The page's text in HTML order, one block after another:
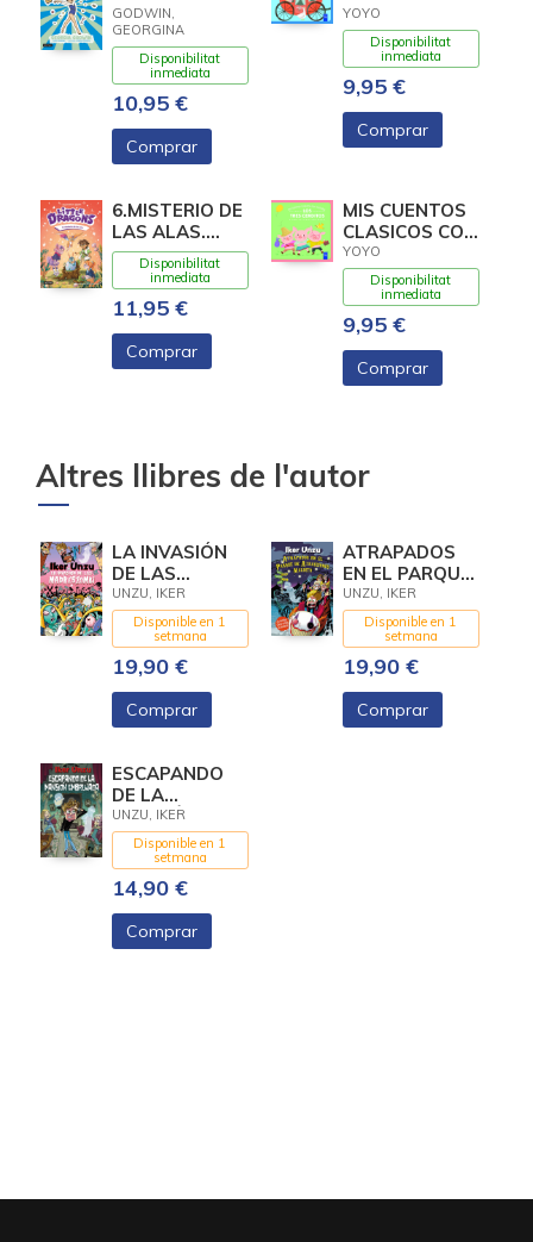
(GYMNASTICS
STAR)
GODWIN,
GEORGINA
Disponibilitat
inmediata
10,95 €
Comprar
TEXTURAS.
CENICIENTA
YOYO
Disponibilitat
inmediata
9,95 €
Comprar
6.MISTERIO DE
LAS ALAS.
(LITTLE
DRAGONS)
Disponibilitat
inmediata
11,95 €
Comprar
MIS CUENTOS
CLASICOS CON
TEXTURAS.
LOS TRES
CERDIT
YOYO
Disponibilitat
inmediata
9,95 €
Comprar
Altres llibres de l'autor
LA INVASIÓN
DE LAS
MADRESZOMBI
UNZU, IKER
Disponible en 1
setmana
19,90 €
Comprar
ATRAPADOS
EN EL PARQUE
DE
ATRACCIONES
MALDITO
UNZU, IKER
Disponible en 1
setmana
19,90 €
Comprar
ESCAPANDO
DE LA
MANSIÓN
EMBRUJADA
UNZU, IKER
Disponible en 1
setmana
14,90 €
Comprar